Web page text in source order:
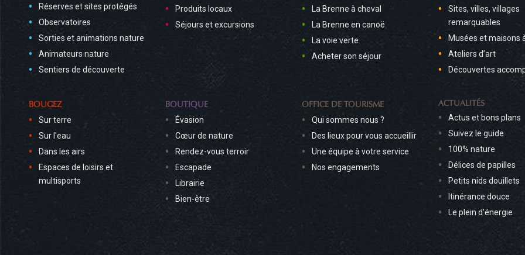
Réserves et sites protégés
Observatoires
Sorties et animations nature
Animateurs nature
Sentiers de découverte
Produits locaux
Séjours et excursions
La Brenne à cheval
La Brenne en canoë
La voie verte
Acheter son séjour
Sites, villes, villages
remarquables
Musées et maisons
Ateliers d’art
Découvertes
BOUGEZ
Sur terre
Sur l'eau
Dans les airs
Espaces de loisirs et
multisports
BOUTIQUE
Évasion
Cœur de nature
Rendez-vous terroir
Escapade
Librairie
Bien-être
OFFICE DE TOURISME
Qui sommes nous ?
Des lieux pour vous accueillir
Une équipe à votre service
Nos engagements
ACTUALITÉS
Actus et bons plans
Suivez le guide
100% nature
Délices de papilles
Petits nids douillets
Itinérance douce
Le plein d’énergie